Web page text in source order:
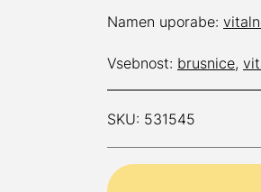
Namen uporabe:
Vsebnost: brusnice,
SKU: 531545